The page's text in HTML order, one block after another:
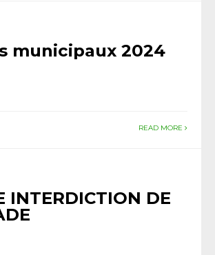
municipaux 2024
READ MORE
INTERDICTION DE